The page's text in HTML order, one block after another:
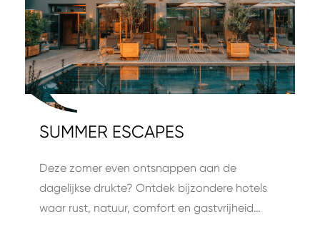
SUMMER ESCAPES
Deze zomer even ontsnappen aan de
dagelijkse drukte? Ontdek bijzondere hotels
waar rust, natuur, comfort en gastvrijheid…